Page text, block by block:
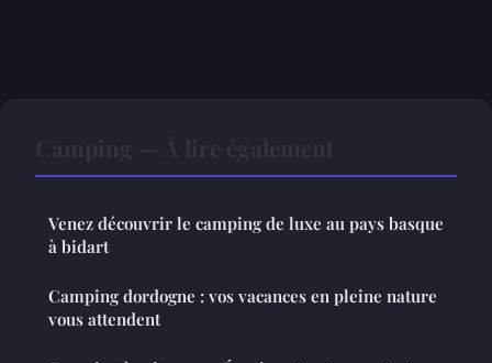
Venez découvrir le camping de luxe au pays basque
à bidart
Camping dordogne : vos vacances en pleine nature
vous attendent